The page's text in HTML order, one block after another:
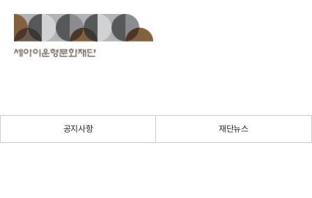
공지사항 재단뉴스